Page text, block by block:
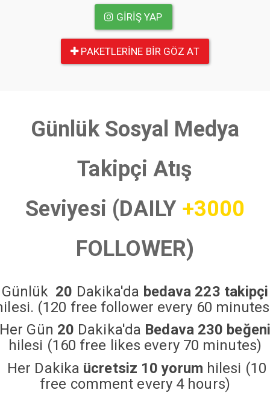
GIRIŞ YAP
PAKETLERINE BIR GÖZ AT
Günlük Sosyal Medya
Takipçi Atış
Seviyesi (DAILY +3000
FOLLOWER)
Günlük 20 Dakika'da bedava 223 takipçi
(120 free follower every 60
Her Gün 20 Dakika'da Bedava 230 beğeni
hilesi (160 free likes every 70 minutes)
Her Dakika ücretsiz 10 yorum hilesi (10
free comment every 4 hours)